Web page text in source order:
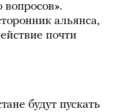
альянса,
почти
будут пускать